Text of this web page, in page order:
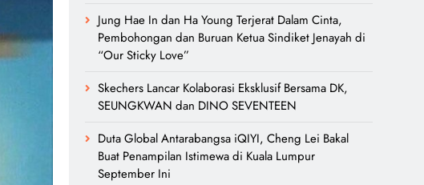
Jung Hae In dan Ha Young Terjerat Dalam Cinta,
Pembohongan dan Buruan Ketua Sindiket Jenayah di
“Our Sticky Love”
Skechers Lancar Kolaborasi Eksklusif Bersama DK,
SEUNGKWAN dan DINO SEVENTEEN
Duta Global Antarabangsa iQIYI, Cheng Lei Bakal
Buat Penampilan Istimewa di Kuala Lumpur
September Ini